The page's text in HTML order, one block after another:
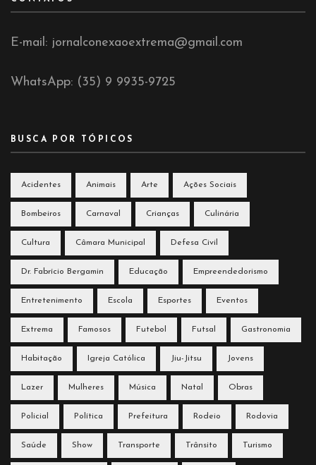
E-mail: jornalconexaoextrema@gmail.com
WhatsApp: (35) 9 9935-9725
BUSCA POR TÓPICOS
Acidentes Animais Arte Ações Sociais
Bombeiros Carnaval Crianças Culinária
Cultura Câmara Municipal Defesa Civil
Dr. Fabrício Bergamin Educação Empreendedorismo
Entretenimento Escola Esportes Eventos
Extrema Famosos Futebol Futsal Gastronomia
Habitação Igreja Católica Jiu-Jitsu Jovens
Lazer Mulheres Música Natal Obras
Policial Política Prefeitura Rodeio Rodovia
Saúde Show Transporte Trânsito Turismo